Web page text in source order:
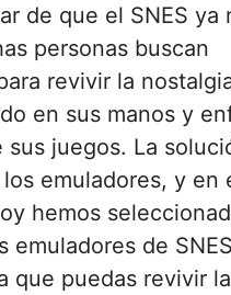
de que el SNES ya
personas buscan
revivir la
en sus manos y
sus juegos. La
emuladores, y en
hemos
emuladores de
que puedas revivir la